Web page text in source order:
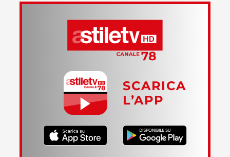
SCARICA
L’APP